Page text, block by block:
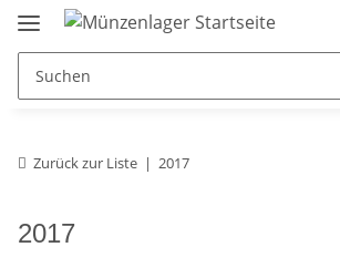
Zurück zur Liste 2017
2017